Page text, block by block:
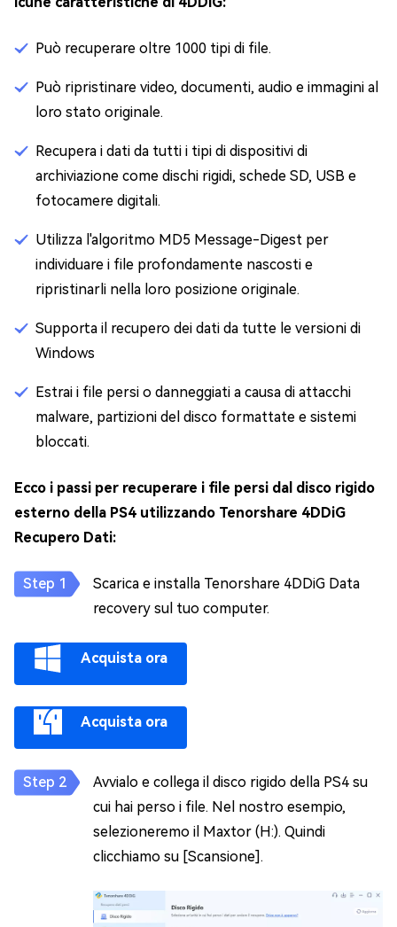
Può recuperare oltre 1000 tipi di file.
Può ripristinare video, documenti, audio e immagini al
loro stato originale.
Recupera i dati da tutti i tipi di dispositivi di
archiviazione come dischi rigidi, schede SD, USB e
fotocamere digitali.
Utilizza l'algoritmo MD5 Message-Digest per
individuare i file profondamente nascosti e
ripristinarli nella loro posizione originale.
Supporta il recupero dei dati da tutte le versioni di
Windows
Estrai i file persi o danneggiati a causa di attacchi
malware, partizioni del disco formattate e sistemi
bloccati.
Ecco i passi per recuperare i file persi dal disco rigido
esterno della PS4 utilizzando Tenorshare 4DDiG
Recupero Dati:
Scarica e installa Tenorshare 4DDiG Data
recovery sul tuo computer.
Acquista ora
Acquista ora
Avvialo e collega il disco rigido della PS4 su
cui hai perso i file. Nel nostro esempio,
selezioneremo il Maxtor (H:). Quindi
clicchiamo su [Scansione].